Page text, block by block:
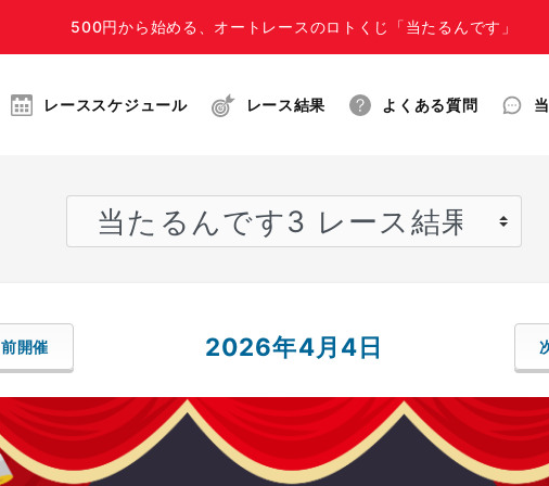
500円から始める、オートレースのロトくじ「当たるんです」
レーススケジュール レース結果 よくある質問
前開催 2026年4月4日